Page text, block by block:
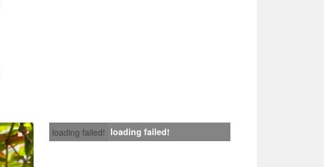
loading failed! loading failed!